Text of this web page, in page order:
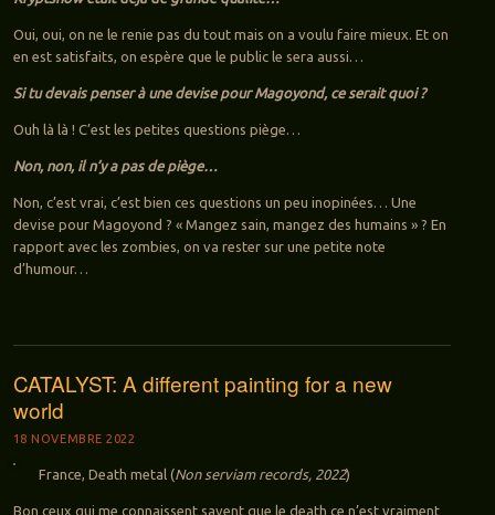
Oui, oui, on ne le renie pas du tout mais on a voulu faire mieux. Et on
en est satisfaits, on espère que le public le sera aussi…
Si tu devais penser à une devise pour Magoyond, ce serait quoi ?
Ouh là là ! C’est les petites questions piège…
Non, non, il n’y a pas de piège…
Non, c’est vrai, c’est bien ces questions un peu inopinées… Une
devise pour Magoyond ? « Mangez sain, mangez des humains » ? En
rapport avec les zombies, on va rester sur une petite note
d’humour…
CATALYST: A different painting for a new
world
18 NOVEMBRE 2022
France, Death metal (Non serviam records, 2022)
Bon ceux qui me connaissent savent que le death ce n’est vraiment